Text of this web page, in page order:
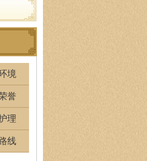
境
誉
理
线